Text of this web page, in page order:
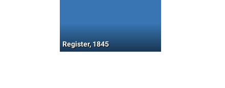
Register, 1845